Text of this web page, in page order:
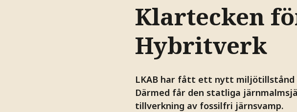
Klartecken
Hybritverk
LKAB har fått ett nytt miljötillstånd
Därmed får den statliga
tillverkning av fossilfri järnsvamp.